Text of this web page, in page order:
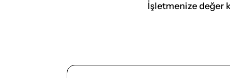
İşletmenize değer